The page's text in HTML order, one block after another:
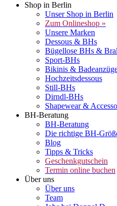
Shop in Berlin
Unser Shop in Berlin
Zum Onlineshop »
Unsere Marken
Dessous & BHs
Bügellose BHs &
Sport-BHs
Bikinis &
Hochzeitsdessous
Still-BHs
Dirndl-BHs
Shapewear &
BH-Beratung
BH-Beratung
Die richtige BH-
Blog
Tipps & Tricks
Geschenkgutschein
Termin online buchen
Über uns
Über uns
Team